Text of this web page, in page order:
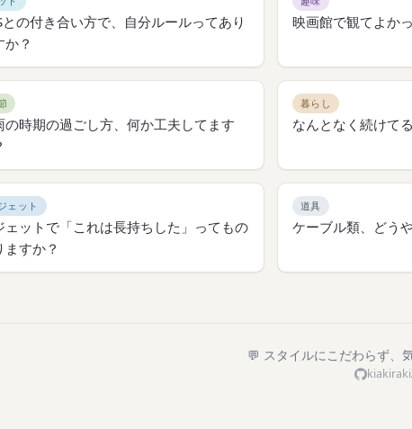
との付き合い方で、自分ルールってあり
か？
映画館で観てよか
の時期の過ごし方、何か工夫してます
暮らし
なんとなく続けて
ェット
ェットで「これは長持ちした」ってもの
ますか？
道具
ケーブル類、どう
💬 スタイルにこだわらず、